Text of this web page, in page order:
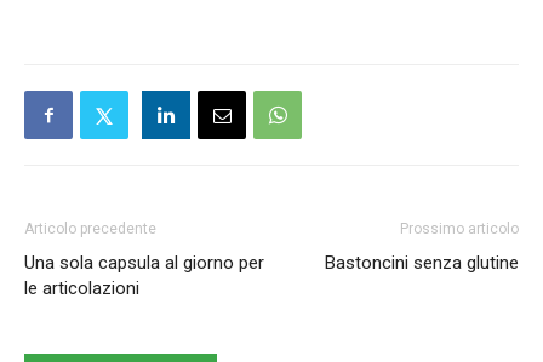
Articolo precedente
Una sola capsula al giorno per
le articolazioni
Prossimo articolo
Bastoncini senza glutine